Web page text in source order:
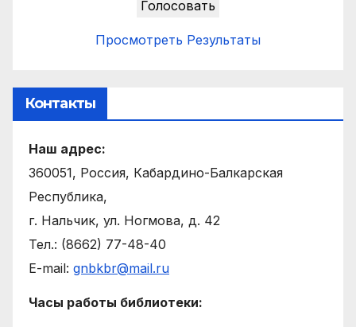
Просмотреть Результаты
Контакты
Наш адрес:
360051, Россия, Кабардино-Балкарская
Республика,
г. Нальчик, ул. Ногмова, д. 42
Тел.: (8662) 77-48-40
E-mail: gnbkbr@mail.ru
Часы работы библиотеки: